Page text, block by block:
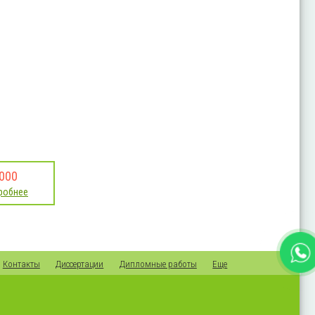
Контакты Диссертации Дипломные работы Еще